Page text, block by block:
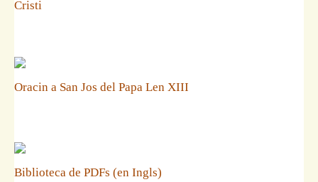
Cristi
Oracin a San Jos del Papa Len XIII
Biblioteca de PDFs (en Ingls)